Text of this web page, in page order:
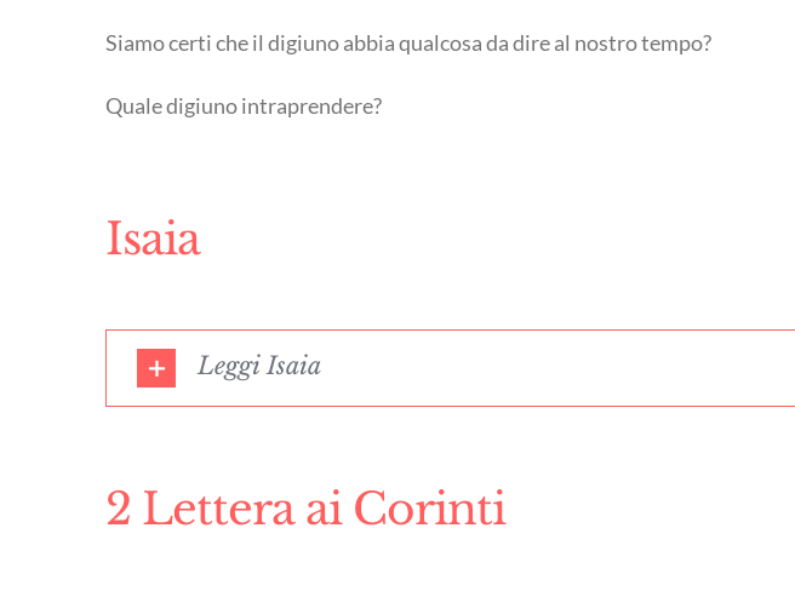
Siamo certi che il digiuno abbia qualcosa da dire al nostro tempo?
Quale digiuno intraprendere?
Isaia
Leggi Isaia
2 Lettera ai Corinti